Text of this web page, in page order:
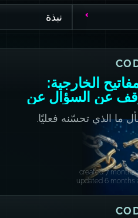
نبذة
الخارجية:
عن السؤال عن
ما الذي تحسّنه فعليًا.
created 7 months
updated 6 months